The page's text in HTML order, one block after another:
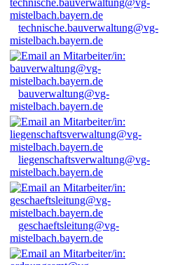
technische.bauverwaltung@vg-
mistelbach.bayern.de
bauverwaltung@vg-
mistelbach.bayern.de
liegenschaftsverwaltung@vg-
mistelbach.bayern.de
geschaeftsleitung@vg-
mistelbach.bayern.de